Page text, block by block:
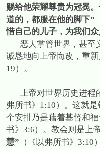
赐给他荣耀尊贵为冠冕
道的，都服在他的脚下”
惜自己的儿子，为我们
恶人掌管世界，甚至
诚恳地向上帝悔改，重
19）。
上帝对世界历史进程
弗所书》 1:10）。这就
个安排乃是藉着基督和福
书》 3:6）。教会则是上
慧” （《以弗所书》 3:10